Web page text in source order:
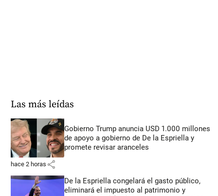
Las más leídas
Gobierno Trump anuncia USD 1.000 millones
de apoyo a gobierno de De la Espriella y
promete revisar aranceles
hace 2 horas share
De la Espriella congelará el gasto público,
eliminará el impuesto al patrimonio y